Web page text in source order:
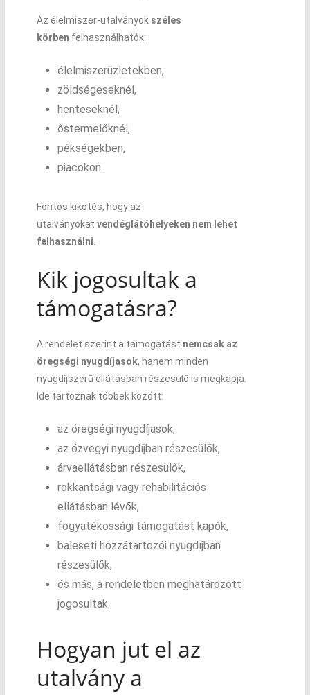
Az élelmiszer-utalványok széles
körben felhasználhatók:
élelmiszerüzletekben,
zöldségeseknél,
henteseknél,
őstermelőknél,
pékségekben,
piacokon.
Fontos kikötés, hogy az
utalványokat vendéglátóhelyeken nem lehet
felhasználni
Kik jogosultak a
támogatásra?
A rendelet szerint a támogatást nemcsak az
öregségi nyugdíjasok, hanem minden
nyugdíjszerű ellátásban részesülő is megkapja.
Ide tartoznak többek között:
az öregségi nyugdíjasok,
az özvegyi nyugdíjban részesülők,
árvaellátásban részesülők,
rokkantsági vagy rehabilitációs
ellátásban lévők,
fogyatékossági támogatást kapók,
baleseti hozzátartozói nyugdíjban
részesülők,
és más, a rendeletben meghatározott
jogosultak.
Hogyan jut el az
utalvány a